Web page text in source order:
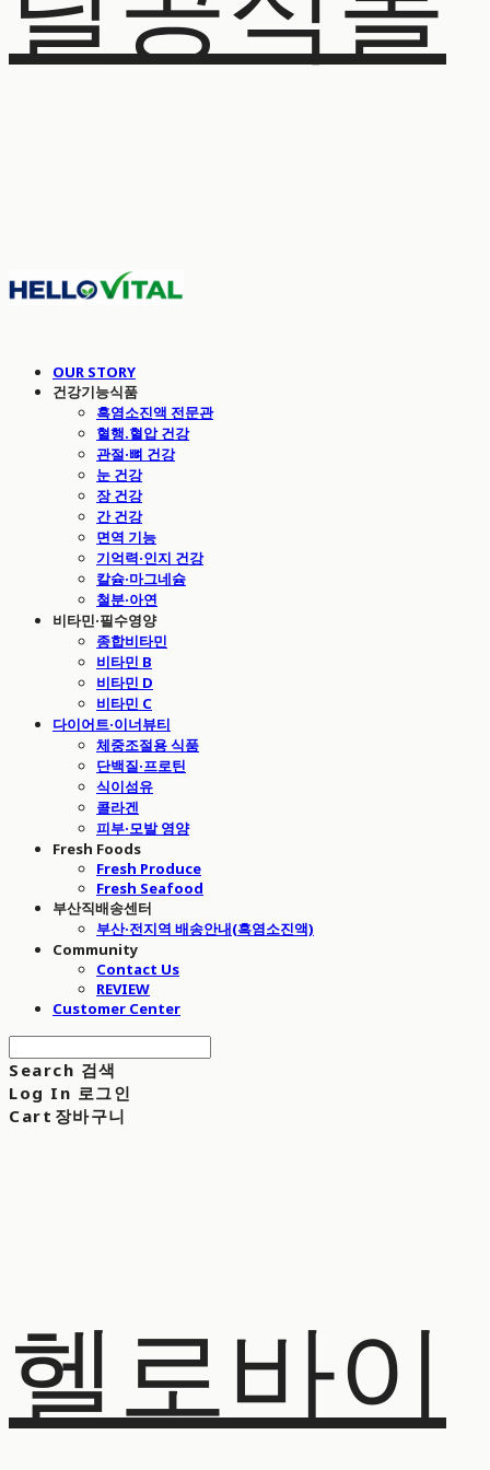
OUR STORY
건강기능식품
흑염소진액 전문관
혈행.혈압 건강
관절·뼈 건강
눈 건강
장 건강
간 건강
면역 기능
기억력·인지 건강
칼슘·마그네슘
철분·아연
비타민·필수영양
종합비타민
비타민 B
비타민 D
비타민 C
다이어트·이너뷰티
체중조절용 식품
단백질·프로틴
식이섬유
콜라겐
피부·모발 영양
Fresh Foods
Fresh Produce
Fresh Seafood
부산직배송센터
부산·전지역 배송안내(흑염소진액)
Community
Contact Us
REVIEW
Customer Center
Search 검색
Log In 로그인
Cart 장바구니
헬로바이